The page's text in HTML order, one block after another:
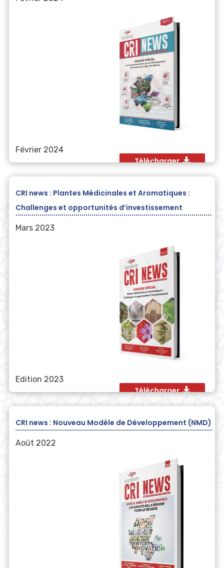
Février 2024
Télécharger
CRI news : Plantes Médicinales et Aromatiques :
Challenges et opportunités d’investissement
Mars 2023
Edition 2023
Télécharger
CRI news : Nouveau Modèle de Développement (NMD)
Août 2022